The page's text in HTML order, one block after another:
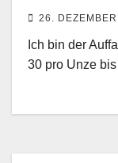
26.
Ich bin der
30 pro Unze